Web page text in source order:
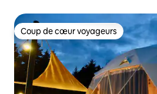
Coup de cœur voyageurs
Coup de cœur voyageurs